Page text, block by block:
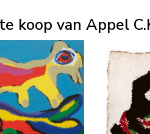
koop van Appel